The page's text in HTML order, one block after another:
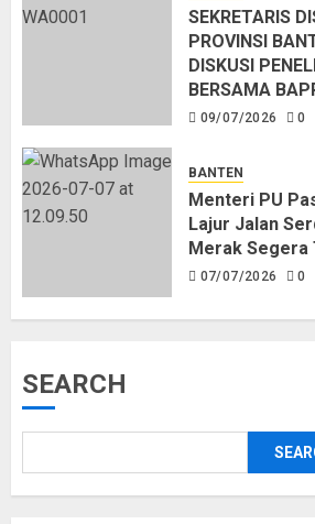
SEKRETARIS
PROVINSI
DISKUSI
BERSAMA
09/07/2026 0
BANTEN
Menteri PU
Lajur Jalan
Merak Segera
07/07/2026 0
SEARCH